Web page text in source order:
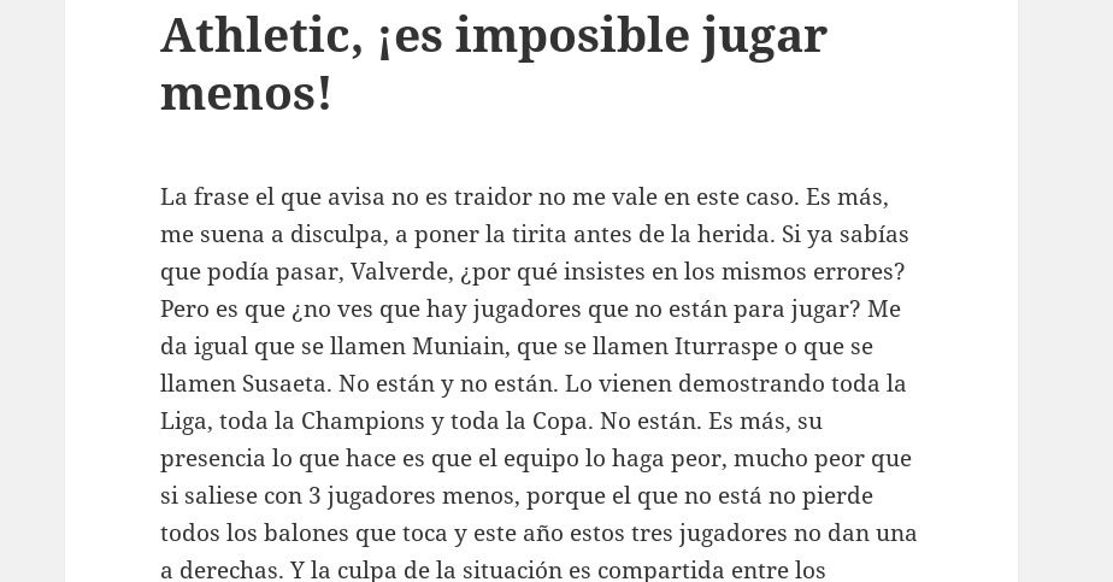
Athletic, ¡es imposible jugar
menos!
La frase el que avisa no es traidor no me vale en este caso. Es más,
me suena a disculpa, a poner la tirita antes de la herida. Si ya sabías
que podía pasar, Valverde, ¿por qué insistes en los mismos errores?
Pero es que ¿no ves que hay jugadores que no están para jugar? Me
da igual que se llamen Muniain, que se llamen Iturraspe o que se
llamen Susaeta. No están y no están. Lo vienen demostrando toda la
Liga, toda la Champions y toda la Copa. No están. Es más, su
presencia lo que hace es que el equipo lo haga peor, mucho peor que
si saliese con 3 jugadores menos, porque el que no está no pierde
todos los balones que toca y este año estos tres jugadores no dan una
a derechas. Y la culpa de la situación es compartida entre los